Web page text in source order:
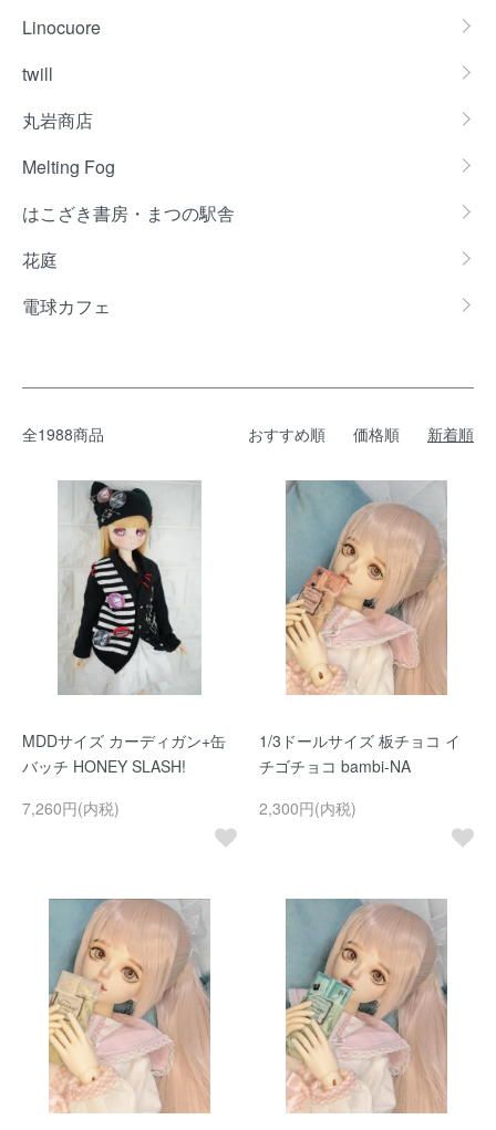
Linocuore
twill
丸岩商店
Melting Fog
はこざき書房・まつの駅舎
花庭
電球カフェ
全1988商品 おすすめ順 価格順 新着順
MDDサイズ カーディガン+缶
バッチ HONEY SLASH!
7,260円(内税)
1/3ドールサイズ 板チョコ イ
チゴチョコ bambi-NA
2,300円(内税)